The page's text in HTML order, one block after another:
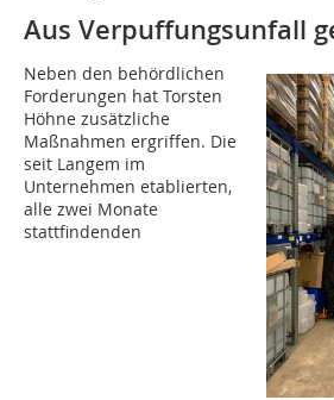
Aus Verpuffungsunfall
Neben den behördlichen
Forderungen hat Torsten
Höhne zusätzliche
Maßnahmen ergriffen. Die
seit Langem im
Unternehmen etablierten,
alle zwei Monate
stattfindenden